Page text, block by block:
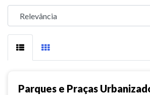
Parques e Praças